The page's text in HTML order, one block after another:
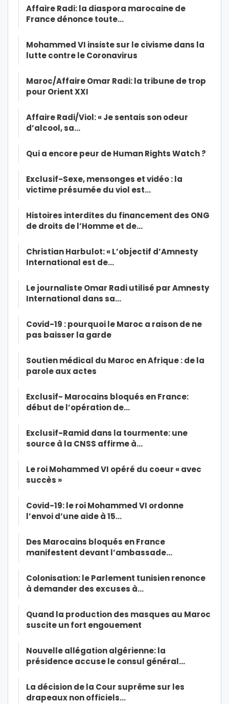
Affaire Radi: la diaspora marocaine de
France dénonce toute…
Mohammed VI insiste sur le civisme dans la
lutte contre le Coronavirus
Maroc/Affaire Omar Radi: la tribune de trop
pour Orient XXI
Affaire Radi/Viol: « Je sentais son odeur
d’alcool, sa…
Qui a encore peur de Human Rights Watch ?
Exclusif-Sexe, mensonges et vidéo : la
victime présumée du viol est…
Histoires interdites du financement des ONG
de droits de l’Homme et de…
Christian Harbulot: « L’objectif d’Amnesty
International est de…
Le journaliste Omar Radi utilisé par Amnesty
International dans sa…
Covid-19 : pourquoi le Maroc a raison de ne
pas baisser la garde
Soutien médical du Maroc en Afrique : de la
parole aux actes
Exclusif- Marocains bloqués en France:
début de l’opération de…
Exclusif-Ramid dans la tourmente: une
source à la CNSS affirme à…
Le roi Mohammed VI opéré du coeur « avec
succès »
Covid-19: le roi Mohammed VI ordonne
l’envoi d’une aide à 15…
Des Marocains bloqués en France
manifestent devant l’ambassade…
Colonisation: le Parlement tunisien renonce
à demander des excuses à…
Quand la production des masques au Maroc
suscite un fort engouement
Nouvelle allégation algérienne: la
présidence accuse le consul général…
La décision de la Cour suprême sur les
drapeaux non officiels…